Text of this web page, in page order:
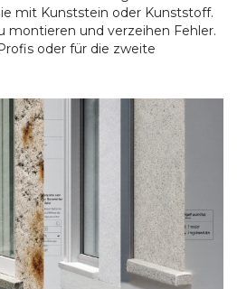
mit Kunststein oder Kunststoff.
montieren und verzeihen Fehler.
oder für die zweite